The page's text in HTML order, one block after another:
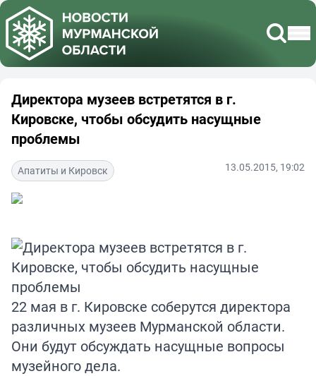
Директора музеев встретятся в г.
Кировске, чтобы обсудить насущные
проблемы
Апатиты и Кировск 13.05.2015, 19:02
22 мая в г. Кировске соберутся директора
различных музеев Мурманской области.
Они будут обсуждать насущные вопросы
музейного дела.